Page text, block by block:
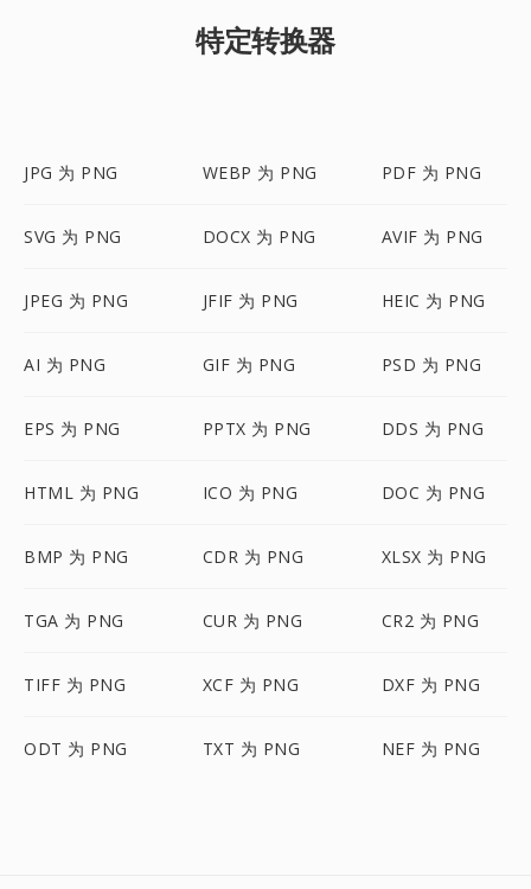
特定转换器
JPG 为 PNG WEBP 为 PNG PDF 为 PNG
SVG 为 PNG DOCX 为 PNG AVIF 为 PNG
JPEG 为 PNG JFIF 为 PNG HEIC 为 PNG
AI 为 PNG GIF 为 PNG PSD 为 PNG
EPS 为 PNG PPTX 为 PNG DDS 为 PNG
HTML 为 PNG ICO 为 PNG DOC 为 PNG
BMP 为 PNG CDR 为 PNG XLSX 为 PNG
TGA 为 PNG CUR 为 PNG CR2 为 PNG
TIFF 为 PNG XCF 为 PNG DXF 为 PNG
ODT 为 PNG TXT 为 PNG NEF 为 PNG